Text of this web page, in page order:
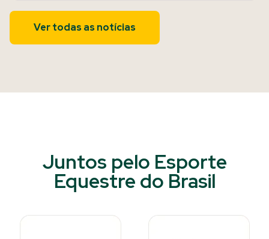
Ver todas as notícias
Juntos pelo Esporte
Equestre do Brasil​